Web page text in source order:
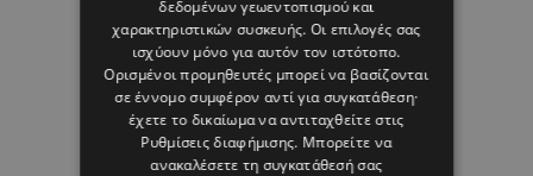
δεδομένων γεωεντοπισμού και
χαρακτηριστικών συσκευής. Οι επιλογές σας
ισχύουν μόνο για αυτόν τον ιστότοπο.
Ορισμένοι προμηθευτές μπορεί να βασίζονται
σε έννομο συμφέρον αντί για συγκατάθεση·
έχετε το δικαίωμα να αντιταχθείτε στις
Ρυθμίσεις διαφήμισης. Μπορείτε να
ανακαλέσετε τη συγκατάθεσή σας